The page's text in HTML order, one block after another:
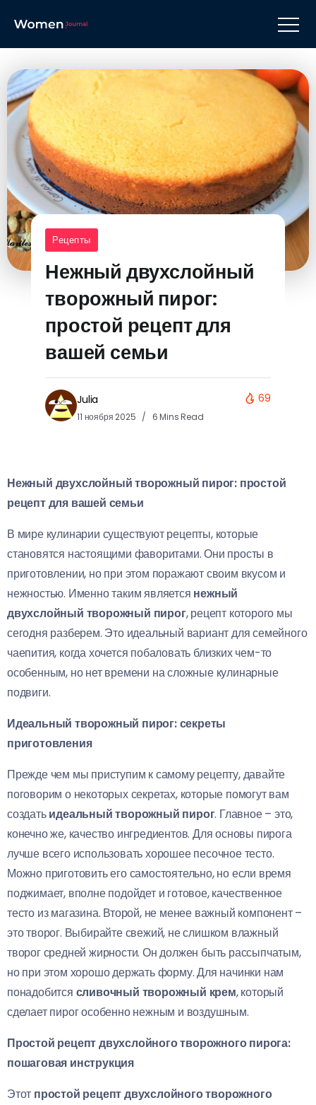
Рецепты
Нежный двухслойный
творожный пирог:
простой рецепт для
вашей семьи
Julia
11 ноября 2025 6 Mins Read
69
Нежный двухслойный творожный пирог: простой
рецепт для вашей семьи
В мире кулинарии существуют рецепты, которые
становятся настоящими фаворитами. Они просты в
приготовлении, но при этом поражают своим вкусом и
нежностью. Именно таким является нежный
двухслойный творожный пирог, рецепт которого мы
сегодня разберем. Это идеальный вариант для семейного
чаепития, когда хочется побаловать близких чем-то
особенным, но нет времени на сложные кулинарные
подвиги.
Идеальный творожный пирог: секреты
приготовления
Прежде чем мы приступим к самому рецепту, давайте
поговорим о некоторых секретах, которые помогут вам
создатьидеальный творожный пирог. Главное – это,
конечно же, качество ингредиентов. Для основы пирога
лучше всего использовать хорошее песочное тесто.
Можно приготовить его самостоятельно, но если время
поджимает, вполне подойдет и готовое, качественное
тесто из магазина. Второй, не менее важный компонент –
это творог. Выбирайте свежий, не слишком влажный
творог средней жирности. Он должен быть рассыпчатым,
но при этом хорошо держать форму. Для начинки нам
понадобится сливочный творожный крем, который
сделает пирог особенно нежным и воздушным.
Простой рецепт двухслойного творожного пирога:
пошаговая инструкция
Этот простой рецепт двухслойного творожного